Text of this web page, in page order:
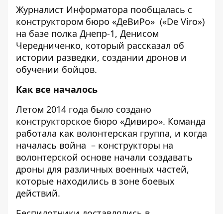
Журналист Информатора пообщалась с
конструктором бюро «ДеВиРо» («De Viro»)
на базе полка Днепр-1, Денисом
Чередниченко, который рассказал об
истории разведки, создании дронов и
обучении бойцов.
Как все началось
Летом 2014 года было создано
конструкторское бюро «Дивиро». Команда
работала как волонтерская группа, и когда
началась война – конструкторы на
волонтерской основе начали создавать
дроны для различных военных частей,
которые находились в зоне боевых
действий.